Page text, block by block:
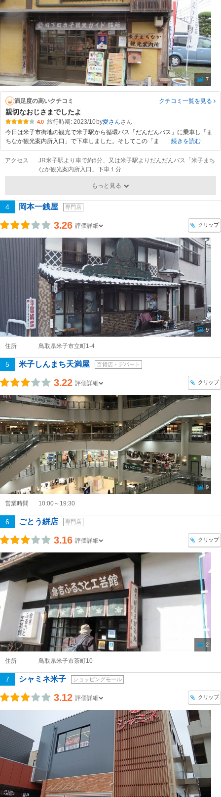
7
満足度の高いクチコミ クチコミ一覧を見る
親切なおじさまでしたよ
4.0 旅行時期: 2023/10by愛さん
今日は米子市街地の観光で米子駅から循環バス「だんだんバス」に乗車し「ま
ちなか観光案内所入口」で下車しました。そしてこの「ま
続きを読む
アクセス
JR米子駅より車で約5分、又は米子駅よりだんだんバス「米子まち
なか観光案内所入口」下車１分
もっと見る
4 岡本一銭屋 専門店
3.26 評価詳細 クリップ
9
住所 鳥取県米子市立町1-4
5 米子しんまち天満屋 百貨店・デパート
3.22 評価詳細 クリップ
9
営業時間 10:00～19:30
6 ごとう絣店 専門店
3.16 評価詳細 クリップ
2
住所 鳥取県米子市茶町10
7 シャミネ米子 ショッピングモール
3.12 評価詳細 クリップ